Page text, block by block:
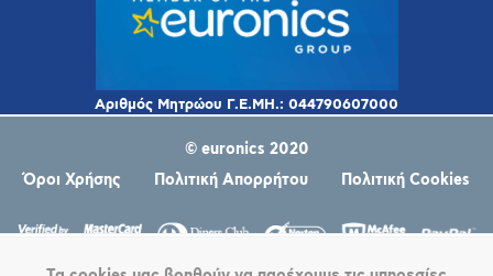
© euronics 2020
Όροι Χρήσης
Πολιτική Απορρήτου Πολιτική Cookies